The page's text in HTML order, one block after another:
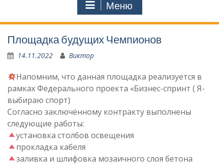
Меню
Площадка будущих Чемпионов
14.11.2022 Виктор
Напомним, что данная площадка реализуется в
рамках Федерального проекта «Бизнес-спринт ( Я-
выбираю спорт)
Согласно заключённому контракту выполнены
следующие работы:
установка столбов освещения
прокладка кабеля
заливка и шлифовка мозаичного слоя бетона